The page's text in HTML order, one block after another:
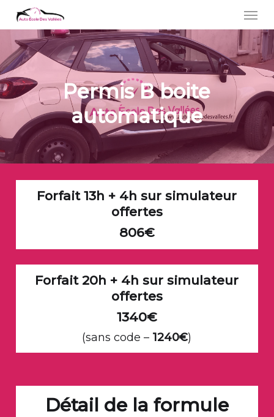
main
content
Permis B boite
automatique
Forfait 13h + 4h sur simulateur
offertes
806€
Forfait 20h + 4h sur simulateur
offertes
1340€
(sans code – 1240€)
Détail de la formule